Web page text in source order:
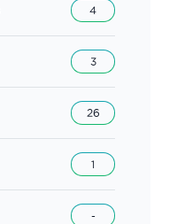
4
3
26
1
-